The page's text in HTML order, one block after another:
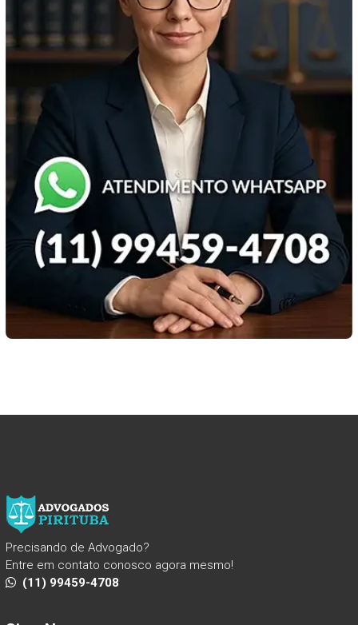
Precisando de Advogado?
Entre em contato conosco agora mesmo!
(11) 99459-4708